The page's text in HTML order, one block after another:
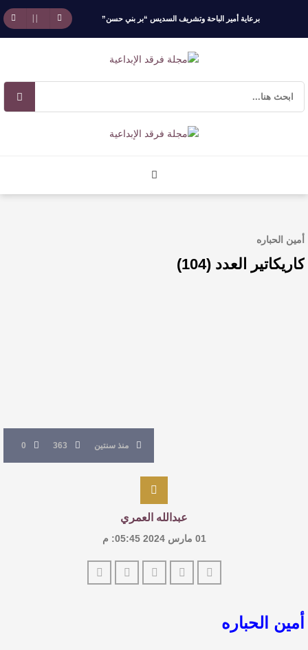
برعاية أمير الباحة وتشريف السديس “بر بني حسن”
تكرّم الفائزين بجائزة “رواد العمل التطوعي 4”
جائزة المهندس زياد الزهراني للتفوق العلمي تكرّم
أمين الحباره
كاريكاتير العدد (104)
منذ سنتين 363
0
عبدالله العمري
01 مارس 2024 05:45: م
أمين الحباره